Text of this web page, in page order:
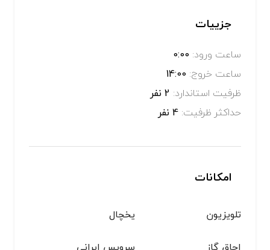
جزییات
ساعت ورود:
ساعت خروج:
ظرفیت استاندارد:
حداکثر ظرفیت:
امکانات
تلویزیون
یخچال